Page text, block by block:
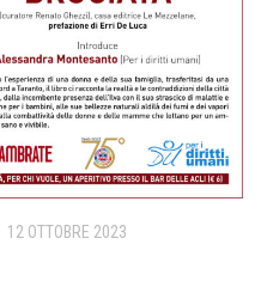
12 OTTOBRE 2023